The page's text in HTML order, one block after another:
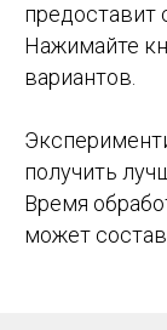
предоставит
Нажимайте
вариантов.
получить
Время
может